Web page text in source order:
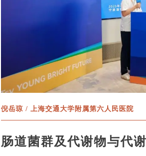
倪岳琼 / 上海交通大学附属第六人民医院
肠道菌群及代谢物与代